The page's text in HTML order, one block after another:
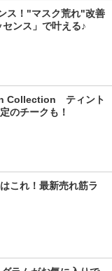
ス！"マスク荒れ"改善
ンス」で叶える♪
Collection　ティント
のチークも！
これ！最新売れ筋ラ